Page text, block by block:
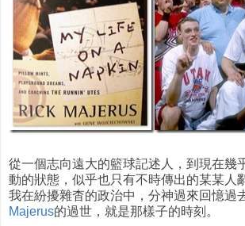
從一個志向遠大的籃球記述人，到現在幾
動的狀態，似乎也只有不時傳出的某某人
我在紛擾雜杳的政治中，分神過來回憶過
Majerus的過世，就是那樣子的時刻。